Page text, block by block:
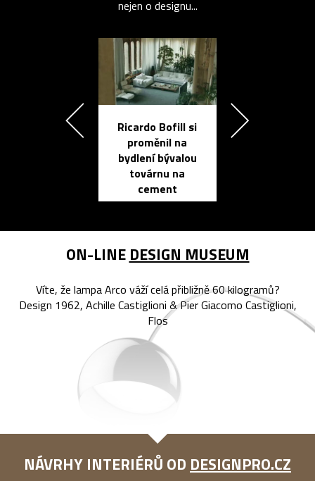
nejen o designu...
Ricardo Bofill si
proměnil na
bydlení bývalou
továrnu na
cement
ON-LINE DESIGN MUSEUM
Víte, že lampa Arco váží celá přibližně 60 kilogramů?
Design 1962, Achille Castiglioni & Pier Giacomo Castiglioni,
Flos
NÁVRHY INTERIÉRŮ OD DESIGNPRO.CZ